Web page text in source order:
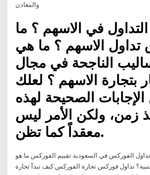
والمعادن
في الاسهم ؟ ما
الاسهم ؟ ما هي
الناجحة في مجال
بتجارة الاسهم ؟ لعلك
الصحيحة لهذه
زمن، ولكن الأمر ليس
معقداً كما تظن.
الفوركس في السعودية تقييم الفوركس ما هو
تداول فوركس تجارة الفوركس كيف تبدأ تجارة